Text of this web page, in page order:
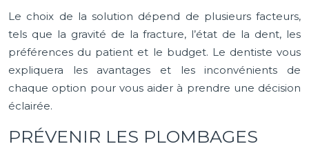
Le choix de la solution dépend de plusieurs facteurs,
tels que la gravité de la fracture, l’état de la dent, les
préférences du patient et le budget. Le dentiste vous
expliquera les avantages et les inconvénients de
chaque option pour vous aider à prendre une décision
éclairée.
PRÉVENIR LES PLOMBAGES